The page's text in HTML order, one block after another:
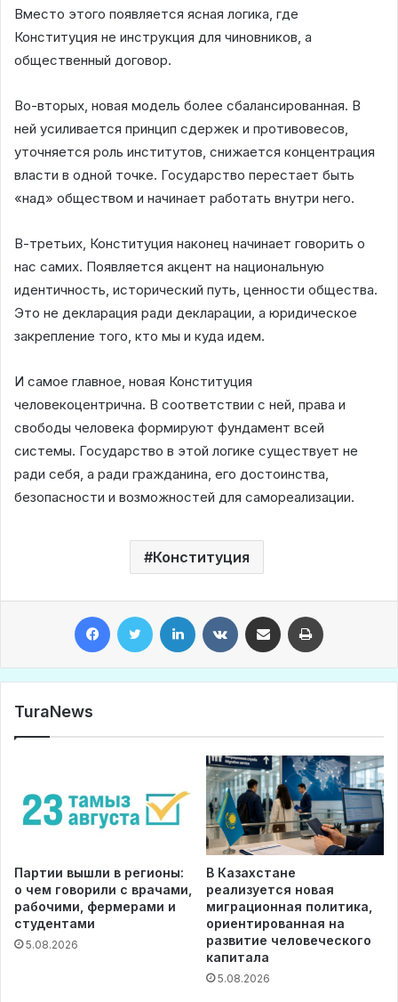
Вместо этого появляется ясная логика, где
Конституция не инструкция для чиновников, а
общественный договор.
Во-вторых, новая модель более сбалансированная. В
ней усиливается принцип сдержек и противовесов,
уточняется роль институтов, снижается концентрация
власти в одной точке. Государство перестает быть
«над» обществом и начинает работать внутри него.
В-третьих, Конституция наконец начинает говорить о
нас самих. Появляется акцент на национальную
идентичность, исторический путь, ценности общества.
Это не декларация ради декларации, а юридическое
закрепление того, кто мы и куда идем.
И самое главное, новая Конституция
человекоцентрична. В соответствии с ней, права и
свободы человека формируют фундамент всей
системы. Государство в этой логике существует не
ради себя, а ради гражданина, его достоинства,
безопасности и возможностей для самореализации.
Конституция
TuraNews
Партии вышли в регионы:
о чем говорили с врачами,
рабочими, фермерами и
студентами
5.08.2026
В Казахстане
реализуется новая
миграционная политика,
ориентированная на
развитие человеческого
капитала
5.08.2026